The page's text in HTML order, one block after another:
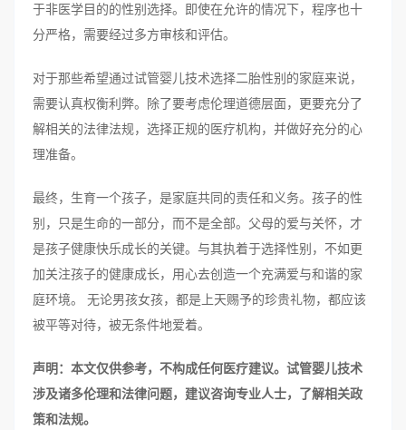
于非医学目的的性别选择。即使在允许的情况下，程序也十
分严格，需要经过多方审核和评估。
对于那些希望通过试管婴儿技术选择二胎性别的家庭来说，
需要认真权衡利弊。除了要考虑伦理道德层面，更要充分了
解相关的法律法规，选择正规的医疗机构，并做好充分的心
理准备。
最终，生育一个孩子，是家庭共同的责任和义务。孩子的性
别，只是生命的一部分，而不是全部。父母的爱与关怀，才
是孩子健康快乐成长的关键。与其执着于选择性别，不如更
加关注孩子的健康成长，用心去创造一个充满爱与和谐的家
庭环境。 无论男孩女孩，都是上天赐予的珍贵礼物，都应该
被平等对待，被无条件地爱着。
声明：本文仅供参考，不构成任何医疗建议。试管婴儿技术
涉及诸多伦理和法律问题，建议咨询专业人士，了解相关政
策和法规。